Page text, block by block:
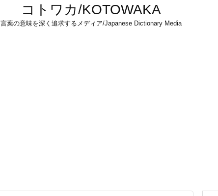
コトワカ/KOTOWAKA
言葉の意味を深く追求するメディア/Japanese Dictionary Media